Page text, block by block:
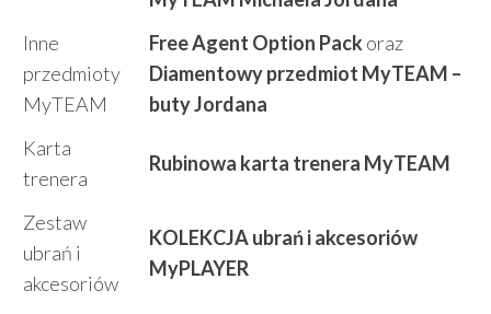
Inne
przedmioty
MyTEAM
Free Agent Option Packoraz
Diamentowy przedmiot MyTEAM –
buty Jordana
Karta
trenera
Rubinowa karta trenera MyTEAM
Zestaw
ubrań i
akcesoriów
KOLEKCJA ubrań i akcesoriów
MyPLAYER